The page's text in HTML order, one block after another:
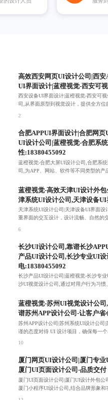
高效西安网页UI设计公司|西
UI界面设计|蓝橙视觉-西安可
西安设备UI界面设计|蓝橙视觉-西安可
司,从界面原型到视觉设计，提供全方
2
合肥APPUI界面设计|合肥网
UI设计公司|蓝橙视觉-合肥系
性:18380455092
蓝橙视觉-合肥大屏UI设计公司,合肥系
司,为APP、网站、软件等不同类型的产
蓝橙视觉-高效天津UI设计外
津系统UI设计公司,天津设备
天津系统UI设计公司|天津设备UI界面
重界面的交互设计，设计流畅、自然的
6
长沙UI设计公司,靠谱长沙
产品UI设计公司,长沙专业UI
电:18380455092
长沙产品UI设计公司|蓝橙视觉-长沙专
沙UI视觉设计公司,通过对用户行为习
蓝橙视觉-苏州UI视觉设计公
谱苏州APP设计公司-让客户省
苏州APP设计公司|苏州系统UI设计公司
谨的态度对待 UI 设计项目，确保每一
10
厦门网页UI设计公司|厦门专
厦门UI页面设计公司-品质交付
厦门UI页面设计公司|厦门UI设计外包公
厦门小程序UI设计公司,结合品牌形象和